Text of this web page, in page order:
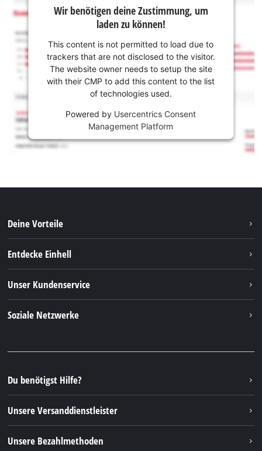
Wir benötigen deine Zustimmung, um
laden zu können!
This content is not permitted to load due to
trackers that are not disclosed to the visitor.
The website owner needs to setup the site
with their CMP to add this content to the list
of technologies used.
Powered by Usercentrics Consent
Management Platform
Deine Vorteile
Entdecke Einhell
Nachhaltigkeit
Unser Kundenservice
FAQs
Rücksendungen / Widerruf
Verpackungsrichtlinien
Hinweise zur Batterieentsorgung
Soziale Netzwerke
Instagram
TikTok
Pinterest
Linkedin
Du benötigst Hilfe?
Unsere Versanddienstleister
Unsere Bezahlmethoden